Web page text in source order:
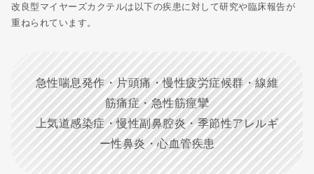
改良型マイヤーズカクテルは以下の疾患に対して研究や臨床報告が
重ねられています。
急性喘息発作・片頭痛・慢性疲労症候群・線維
筋痛症・急性筋痙攣
上気道感染症・慢性副鼻腔炎・季節性アレルギ
ー性鼻炎・心血管疾患